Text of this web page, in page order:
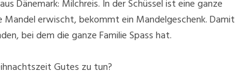
Dänemark: Milchreis. In der Schüssel ist eine ganze
erwischt, bekommt ein Mandelgeschenk. Damit
bei dem die ganze Familie Spass hat.
Gutes zu tun?